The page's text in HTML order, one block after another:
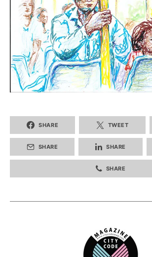
SHARE TWEET
SHARE SHARE
SHARE